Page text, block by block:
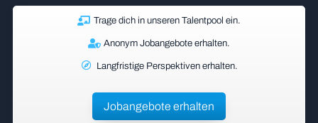
Trage dich in unseren Talentpool ein.
Anonym Jobangebote erhalten.
Langfristige Perspektiven erhalten.
Jobangebote erhalten